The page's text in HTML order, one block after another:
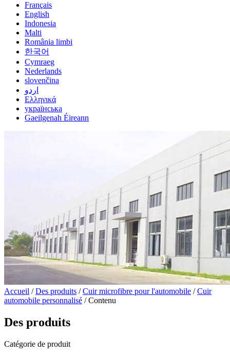
Français
English
Indonesia
Malti
România limbi
한국어
Cymraeg
Nederlands
slovenčina
اردو
Ελληνικά
українська
Gaeilgenah Éireann
Accueil /Des produits /Cuir microfibre pour l'automobile /Cuir
automobile personnalisé / Contenu
Des produits
Catégorie de produit